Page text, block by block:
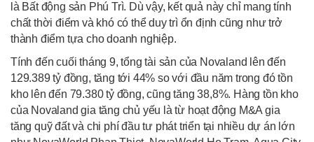
là Bất động sản Phú Trì. Dù vậy, kết quả này chỉ mang tính
chất thời điểm và khó có thể duy trì ổn định cũng như trở
thành điểm tựa cho doanh nghiệp.
Tính đến cuối tháng 9, tổng tài sản của Novaland lên đến
129.389 tỷ đồng, tăng tới 44% so với đầu năm trong đó tồn
kho lên đến 79.380 tỷ đồng, cũng tăng 38,8%. Hàng tồn kho
của Novaland gia tăng chủ yếu là từ hoạt động M&A gia
tăng quỹ đất và chi phí đầu tư phát triển tại nhiều dự án lớn